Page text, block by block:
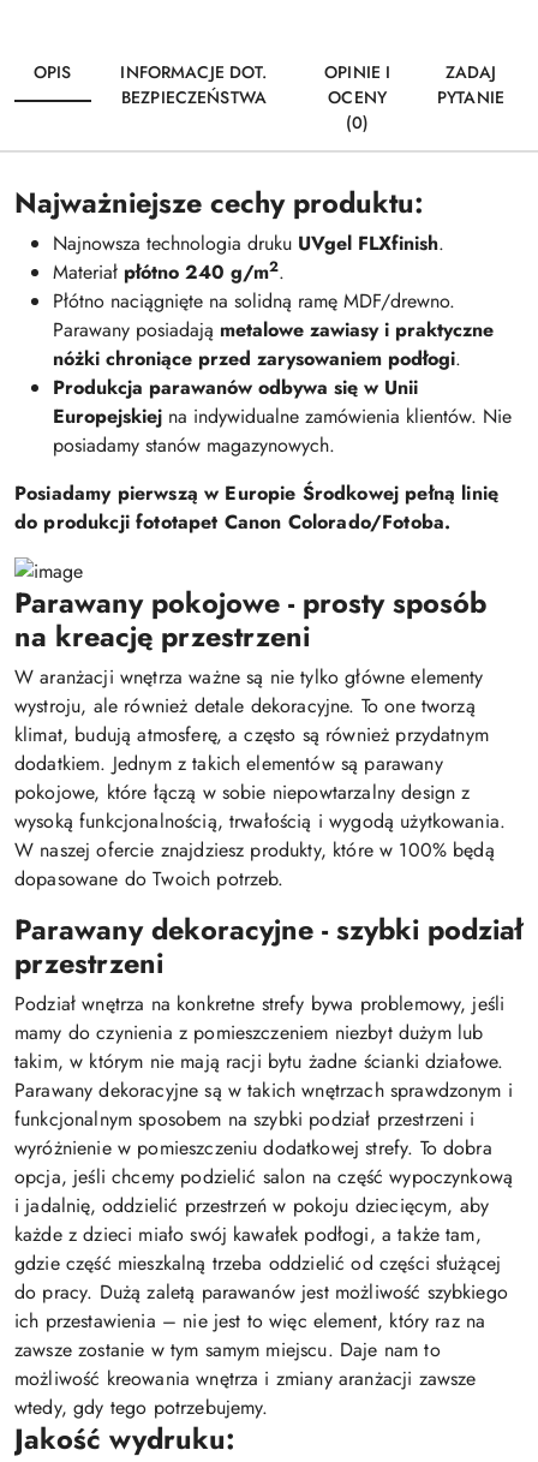
OPIS
INFORMACJE DOT.
BEZPIECZEŃSTWA
OPINIE I
OCENY
(0)
ZADAJ
PYTANIE
Najważniejsze cechy produktu:
Najnowsza technologia druku UVgel FLXfinish.
Materiał płótno 240 g/m2.
Płótno naciągnięte na solidną ramę MDF/drewno.
Parawany posiadają metalowe zawiasy i praktyczne
nóżki chroniące przed zarysowaniem podłogi.
Produkcja parawanów odbywa się w Unii
Europejskiej na indywidualne zamówienia klientów. Nie
posiadamy stanów magazynowych.
Posiadamy pierwszą w Europie Środkowej pełną linię
do produkcji fototapet Canon Colorado/Fotoba.
Parawany pokojowe - prosty sposób
na kreację przestrzeni
W aranżacji wnętrza ważne są nie tylko główne elementy
wystroju, ale również detale dekoracyjne. To one tworzą
klimat, budują atmosferę, a często są również przydatnym
dodatkiem. Jednym z takich elementów są parawany
pokojowe, które łączą w sobie niepowtarzalny design z
wysoką funkcjonalnością, trwałością i wygodą użytkowania.
W naszej ofercie znajdziesz produkty, które w 100% będą
dopasowane do Twoich potrzeb.
Parawany dekoracyjne - szybki podział
przestrzeni
Podział wnętrza na konkretne strefy bywa problemowy, jeśli
mamy do czynienia z pomieszczeniem niezbyt dużym lub
takim, w którym nie mają racji bytu żadne ścianki działowe.
Parawany dekoracyjne są w takich wnętrzach sprawdzonym i
funkcjonalnym sposobem na szybki podział przestrzeni i
wyróżnienie w pomieszczeniu dodatkowej strefy. To dobra
opcja, jeśli chcemy podzielić salon na część wypoczynkową
i jadalnię, oddzielić przestrzeń w pokoju dziecięcym, aby
każde z dzieci miało swój kawałek podłogi, a także tam,
gdzie część mieszkalną trzeba oddzielić od części służącej
do pracy. Dużą zaletą parawanów jest możliwość szybkiego
ich przestawienia – nie jest to więc element, który raz na
zawsze zostanie w tym samym miejscu. Daje nam to
możliwość kreowania wnętrza i zmiany aranżacji zawsze
wtedy, gdy tego potrzebujemy.
Jakość wydruku: